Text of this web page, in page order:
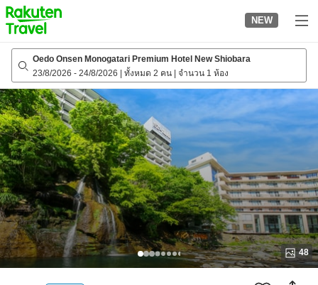
to
top
page
NEW
Oedo Onsen Monogatari Premium Hotel New Shiobara
23/8/2026 - 24/8/2026 ทั้งหมด 2 คน จำนวน 1 ห้อง
48